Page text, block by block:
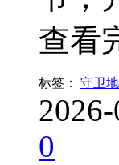
查看
标签： 守卫
0